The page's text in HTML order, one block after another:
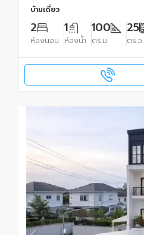
บ้านเดี่ยว
2
ห้องนอน
1
ห้องน้ำ
100
ตร.ม.
25
ตร.ว.